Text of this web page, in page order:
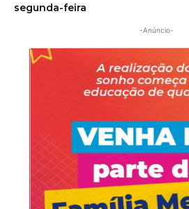
segunda-feira
-Anúncio-